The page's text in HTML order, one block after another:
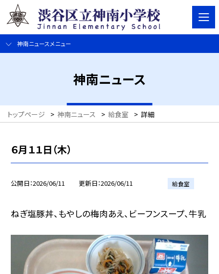
神南ニュースメニュー
神南ニュース
トップページ > 神南ニュース > 給食室 > 詳細
６月１１日（木）
公開日 2026/06/11 更新日 2026/06/11 給食室
ねぎ塩豚丼、もやしの梅肉あえ、ビーフンスープ、牛乳